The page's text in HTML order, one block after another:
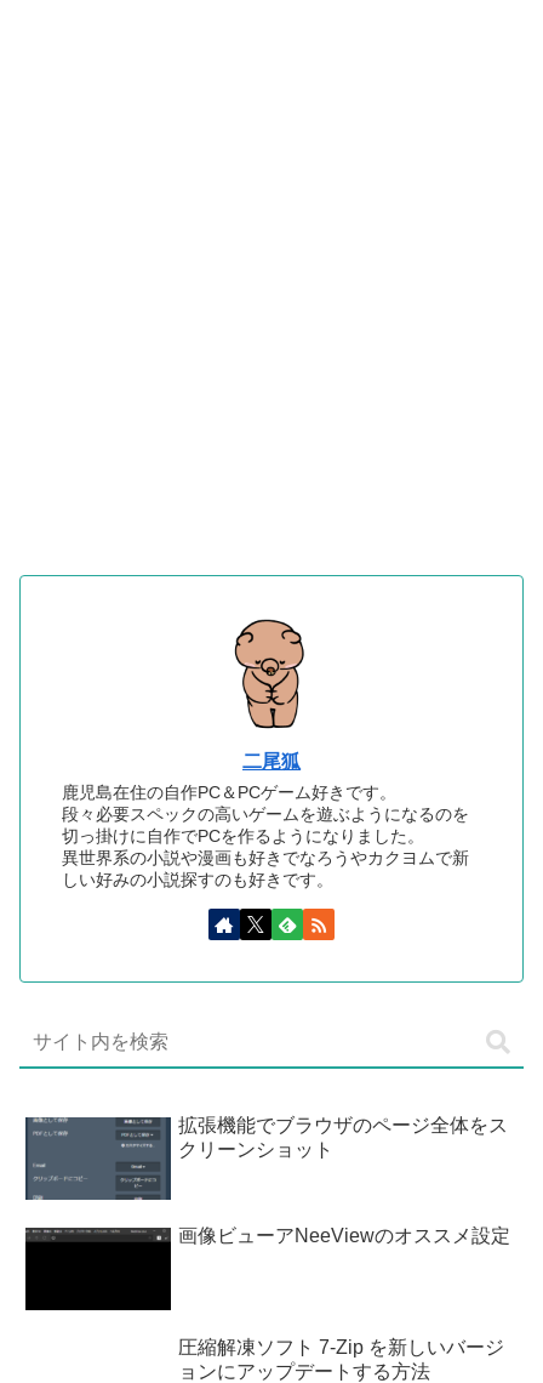
二尾狐
鹿児島在住の自作PC＆PCゲーム好きです。
段々必要スペックの高いゲームを遊ぶようになるのを
切っ掛けに自作でPCを作るようになりました。
異世界系の小説や漫画も好きでなろうやカクヨムで新
しい好みの小説探すのも好きです。
拡張機能でブラウザのページ全体をス
クリーンショット
画像ビューアNeeViewのオススメ設定
圧縮解凍ソフト 7-Zip を新しいバージ
ョンにアップデートする方法